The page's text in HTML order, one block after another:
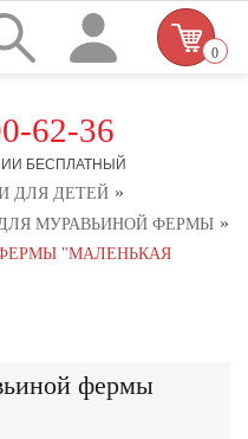
62-36
БЕСПЛАТНЫЙ
0
ДЛЯ ДЕТЕЙ »
МУРАВЬИНОЙ ФЕРМЫ »
"МАЛЕНЬКАЯ
фермы